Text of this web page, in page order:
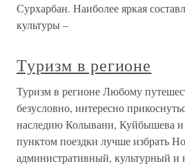
Сурхарбан. Наиболее яркая
культуры –
Туризм в регионе
Туризм в регионе Любому
безусловно, интересно
наследию Колывани, Куйбышева
пунктом поездки лучше избрать
административный, культурный и